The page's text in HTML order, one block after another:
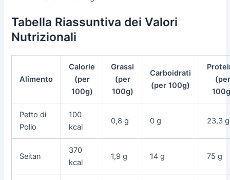
Tabella Riassuntiva dei Valori
Nutrizionali
Alimento
Calorie
(per
100g)
Grassi
(per
100g)
Carboidrati
(per 100g)
(per
Petto di
Pollo
100
kcal
0,8 g 0 g 23,3 g
Seitan
370
kcal
1,9 g 14 g 75 g